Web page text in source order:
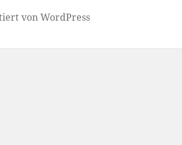
von WordPress